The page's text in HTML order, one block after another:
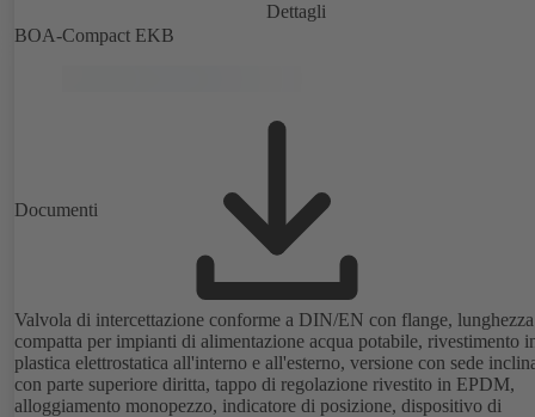
Dettagli
BOA-Compact EKB
Documenti
Valvola di intercettazione conforme a DIN/EN con flange, lunghezza
compatta per impianti di alimentazione acqua potabile, rivestimento
plastica elettrostatica all'interno e all'esterno, versione con sede
con parte superiore diritta, tappo di regolazione rivestito in EPDM,
alloggiamento monopezzo, indicatore di posizione, dispositivo di